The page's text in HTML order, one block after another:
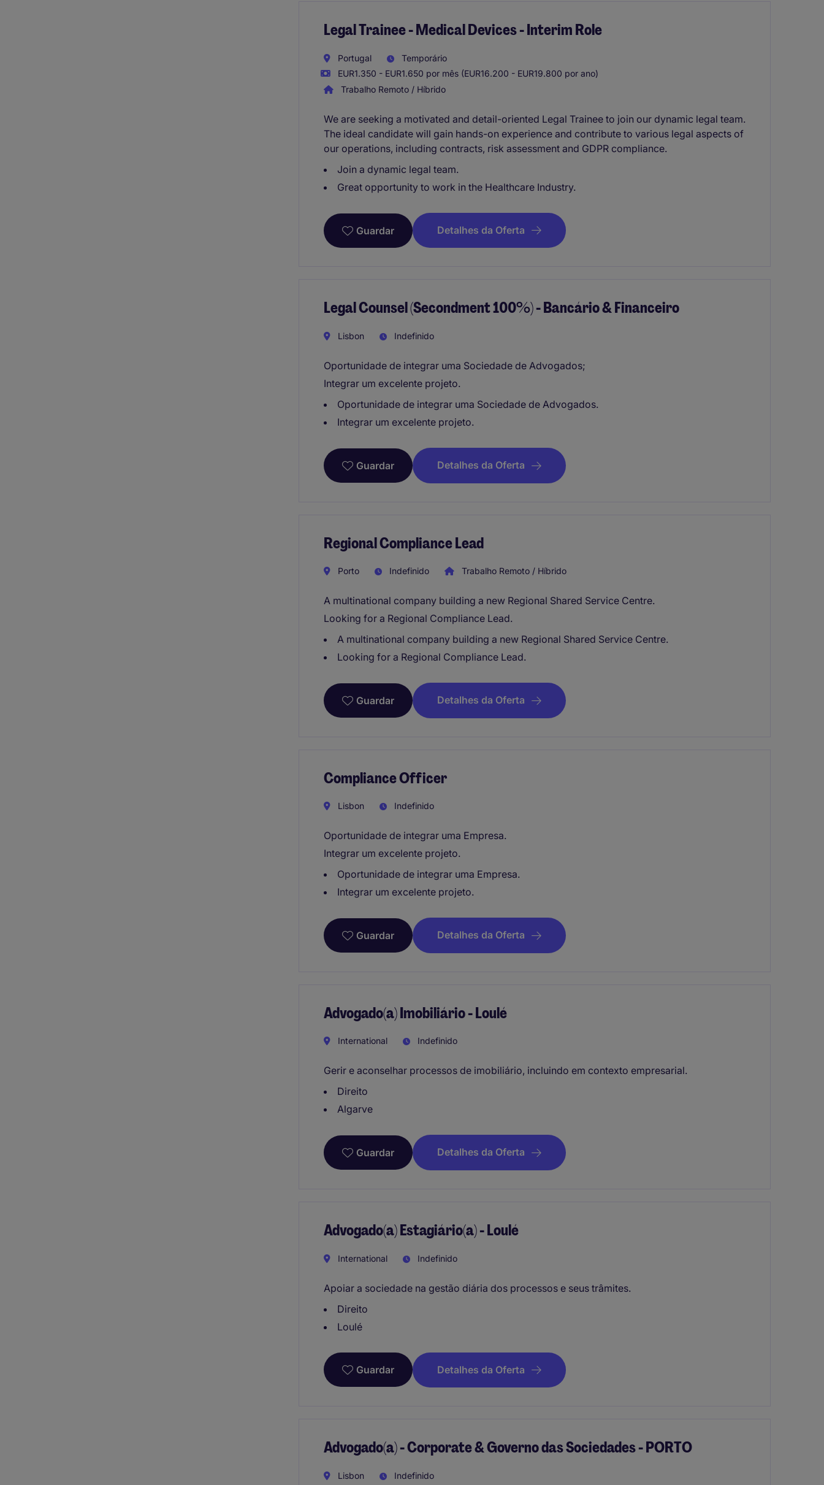
Legal Trainee - Medical Devices - Interim Role
Portugal
Temporário
EUR1.350 - EUR1.650 por mês (EUR16.200 - EUR19.800 por ano)
Trabalho Remoto / Híbrido
We are seeking a motivated and detail-oriented Legal Trainee to join our dynamic legal team.
The ideal candidate will gain hands-on experience and contribute to various legal aspects of
our operations, including contracts, risk assessment and GDPR compliance.
Join a dynamic legal team.
Great opportunity to work in the Healthcare Industry.
Guardar Detalhes da Oferta
Legal Counsel (Secondment 100%) - Bancário & Financeiro
Lisbon Indefinido
Oportunidade de integrar uma Sociedade de Advogados;
Integrar um excelente projeto.
Oportunidade de integrar uma Sociedade de Advogados.
Integrar um excelente projeto.
Guardar Detalhes da Oferta
Regional Compliance Lead
Porto Indefinido Trabalho Remoto / Híbrido
A multinational company building a new Regional Shared Service Centre.
Looking for a Regional Compliance Lead.
A multinational company building a new Regional Shared Service Centre.
Looking for a Regional Compliance Lead.
Guardar Detalhes da Oferta
Compliance Officer
Lisbon Indefinido
Oportunidade de integrar uma Empresa.
Integrar um excelente projeto.
Oportunidade de integrar uma Empresa.
Integrar um excelente projeto.
Guardar Detalhes da Oferta
Advogado(a) Imobiliário - Loulé
International Indefinido
Gerir e aconselhar processos de imobiliário, incluindo em contexto empresarial.
Direito
Algarve
Guardar Detalhes da Oferta
Advogado(a) Estagiário(a) - Loulé
International Indefinido
Apoiar a sociedade na gestão diária dos processos e seus trâmites.
Direito
Loulé
Guardar Detalhes da Oferta
Advogado(a) - Corporate & Governo das Sociedades - PORTO
Lisbon Indefinido